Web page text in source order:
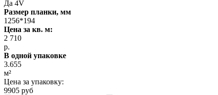
Да 4V
Размер планки, мм
1256*194
Цена за кв. м:
2 710
р.
В одной упаковке
3.655
м²
Цена за упаковку:
9905 руб